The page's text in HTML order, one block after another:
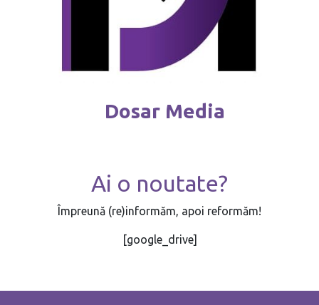
Dosar Media
Ai o noutate?
Împreună (re)informăm, apoi reformăm!
[google_drive]